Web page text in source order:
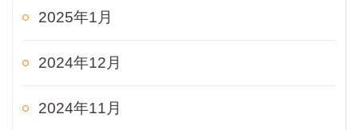
2025年1月
2024年12月
2024年11月